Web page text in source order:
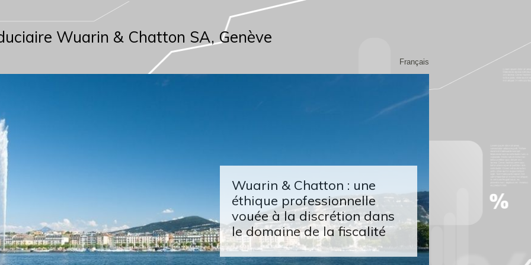
Français
Wuarin & Chatton SA, Genève
Wuarin & Chatton : une
éthique professionnelle
vouée à la discrétion dans
le domaine de la fiscalité